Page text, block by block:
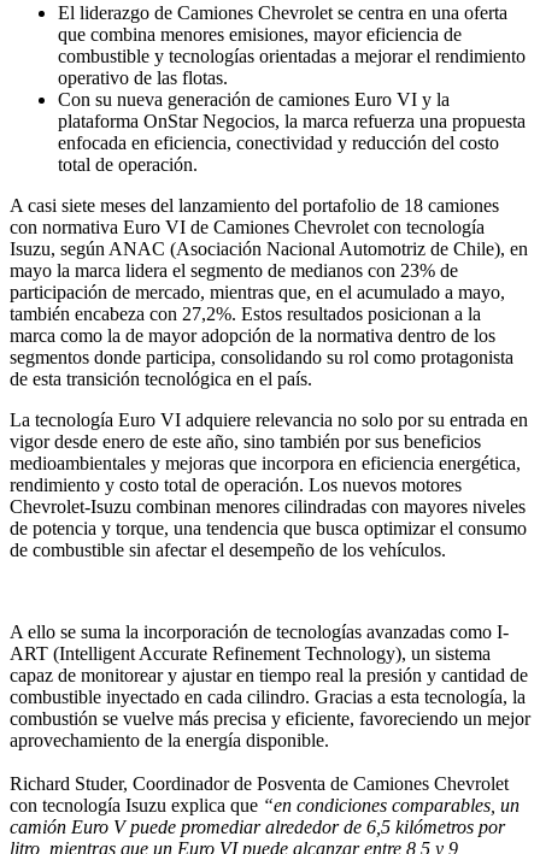
El liderazgo de Camiones Chevrolet se centra en una oferta
que combina menores emisiones, mayor eficiencia de
combustible y tecnologías orientadas a mejorar el rendimiento
operativo de las flotas.
Con su nueva generación de camiones Euro VI y la
plataforma OnStar Negocios, la marca refuerza una propuesta
enfocada en eficiencia, conectividad y reducción del costo
total de operación.
A casi siete meses del lanzamiento del portafolio de 18 camiones
con normativa Euro VI de Camiones Chevrolet con tecnología
Isuzu, según ANAC (Asociación Nacional Automotriz de Chile), en
mayo la marca lidera el segmento de medianos con 23% de
participación de mercado, mientras que, en el acumulado a mayo,
también encabeza con 27,2%. Estos resultados posicionan a la
marca como la de mayor adopción de la normativa dentro de los
segmentos donde participa, consolidando su rol como protagonista
de esta transición tecnológica en el país.
La tecnología Euro VI adquiere relevancia no solo por su entrada en
vigor desde enero de este año, sino también por sus beneficios
medioambientales y mejoras que incorpora en eficiencia energética,
rendimiento y costo total de operación. Los nuevos motores
Chevrolet-Isuzu combinan menores cilindradas con mayores niveles
de potencia y torque, una tendencia que busca optimizar el consumo
de combustible sin afectar el desempeño de los vehículos.
A ello se suma la incorporación de tecnologías avanzadas como I-
ART (Intelligent Accurate Refinement Technology), un sistema
capaz de monitorear y ajustar en tiempo real la presión y cantidad de
combustible inyectado en cada cilindro. Gracias a esta tecnología, la
combustión se vuelve más precisa y eficiente, favoreciendo un mejor
aprovechamiento de la energía disponible.
Richard Studer, Coordinador de Posventa de Camiones Chevrolet
con tecnología Isuzu explica que “en condiciones comparables, un
camión Euro V puede promediar alrededor de 6,5 kilómetros por
litro, mientras que un Euro VI puede alcanzar entre 8,5 y 9